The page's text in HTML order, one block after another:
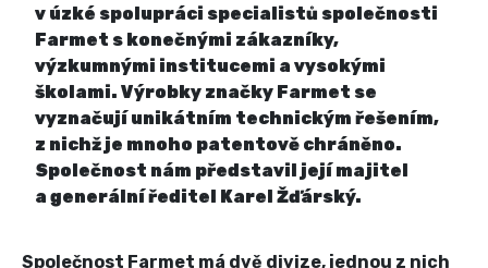
v úzké spolupráci specialistů společnosti
Farmet s konečnými zákazníky,
výzkumnými institucemi a vysokými
školami. Výrobky značky Farmet se
vyznačují unikátním technickým řešením,
z nichž je mnoho patentově chráněno.
Společnost nám představil její majitel
a generální ředitel Karel Žďárský.
Společnost Farmet má dvě divize, jednou z nich